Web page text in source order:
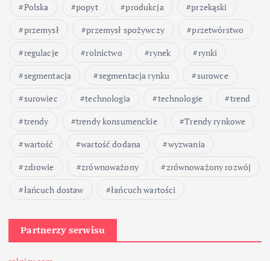
Polska
popyt produkcja
przekąski
przemysł
przemysł spożywczy
przetwórstwo
regulacje
rolnictwo rynek
rynki
segmentacja
segmentacja rynku
surowce
surowiec
technologia technologie
trend
trendy
trendy konsumenckie
Trendy rynkowe
wartość
wartość dodana
wyzwania
zdrowie
zrównoważony
zrównoważony rozwój
łańcuch dostaw
łańcuch wartości
Partnerzy serwisu